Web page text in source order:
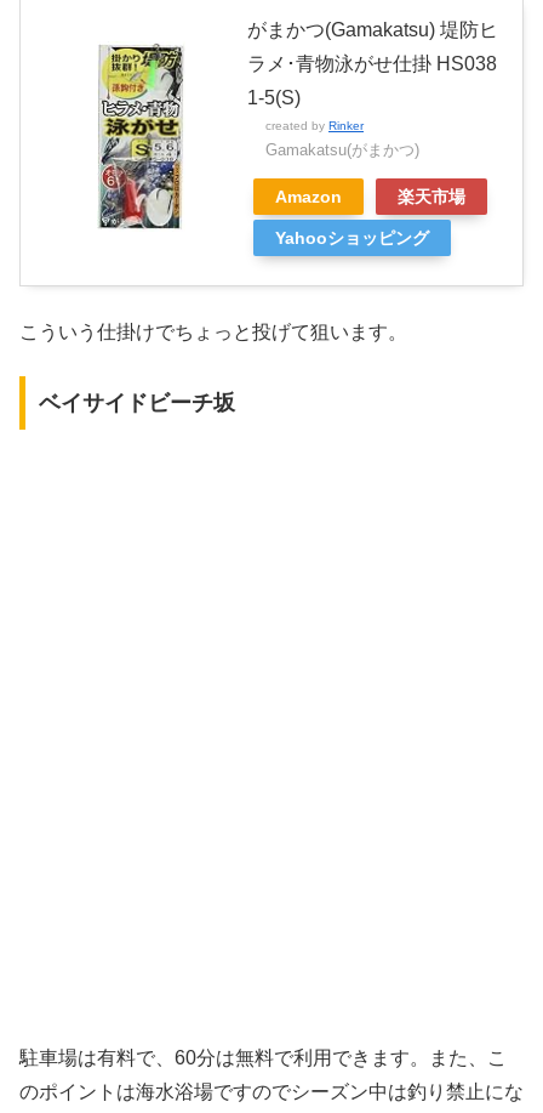
がまかつ(Gamakatsu) 堤防ヒ
ラメ･青物泳がせ仕掛 HS038
1-5(S)
created by Rinker
Gamakatsu(がまかつ)
Amazon 楽天市場
Yahooショッピング
こういう仕掛けでちょっと投げて狙います。
ベイサイドビーチ坂
駐車場は有料で、60分は無料で利用できます。また、こ
のポイントは海水浴場ですのでシーズン中は釣り禁止にな